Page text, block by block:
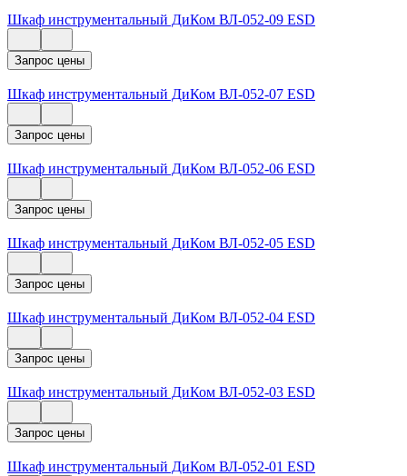
Шкаф инструментальный ДиКом ВЛ-052-09 ESD
Запрос цены
Шкаф инструментальный ДиКом ВЛ-052-07 ESD
Запрос цены
Шкаф инструментальный ДиКом ВЛ-052-06 ESD
Запрос цены
Шкаф инструментальный ДиКом ВЛ-052-05 ESD
Запрос цены
Шкаф инструментальный ДиКом ВЛ-052-04 ESD
Запрос цены
Шкаф инструментальный ДиКом ВЛ-052-03 ESD
Запрос цены
Шкаф инструментальный ДиКом ВЛ-052-01 ESD